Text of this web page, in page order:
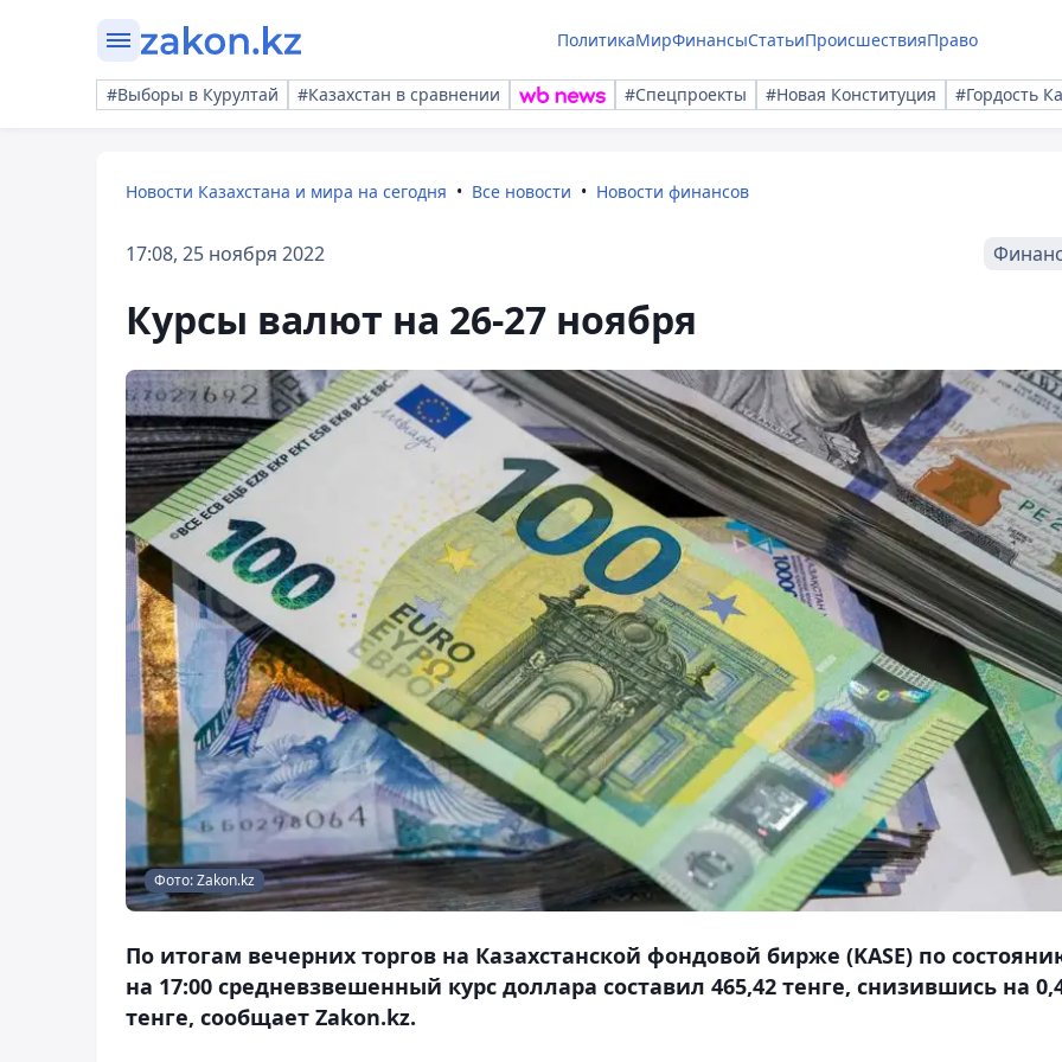
ПолитикаМирФинансыСтатьиПроисшествияПраво
#Выборы в Курултай #Казахстан в сравнении #Спецпроекты #Новая Конституция #Гордость
Новости Казахстана и мира на сегодня Все новости Новости финансов
17:08, 25 ноября 2022
Курсы валют на 26-27 ноября
Фото: Zakon.kz
По итогам вечерних торгов на Казахстанской фондовой бирже (KASE) по
на 17:00 средневзвешенный курс доллара составил 465,42 тенге, снизившись на
тенге, сообщает Zakon.kz.